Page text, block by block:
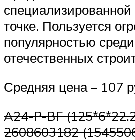
специализированной
точке. Пользуется
популярностью среди
отечественных
Средняя цена – 107
A24-P-BF
2608603182